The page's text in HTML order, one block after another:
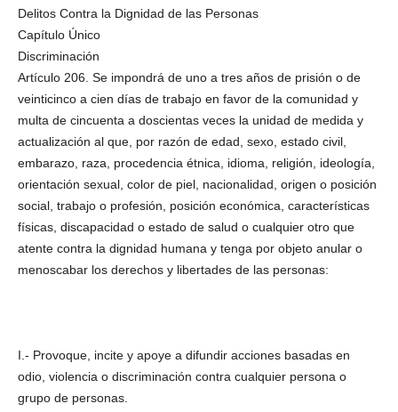
Delitos Contra la Dignidad de las Personas
Capítulo Único
Discriminación
Artículo 206. Se impondrá de uno a tres años de prisión o de
veinticinco a cien días de trabajo en favor de la comunidad y
multa de cincuenta a doscientas veces la unidad de medida y
actualización al que, por razón de edad, sexo, estado civil,
embarazo, raza, procedencia étnica, idioma, religión, ideología,
orientación sexual, color de piel, nacionalidad, origen o posición
social, trabajo o profesión, posición económica, características
físicas, discapacidad o estado de salud o cualquier otro que
atente contra la dignidad humana y tenga por objeto anular o
menoscabar los derechos y libertades de las personas:
I.- Provoque, incite y apoye a difundir acciones basadas en
odio, violencia o discriminación contra cualquier persona o
grupo de personas.